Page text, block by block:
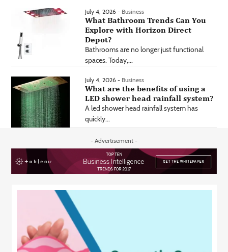
July 4, 2026 - Business
What Bathroom Trends Can You
Explore with Horizon Direct
Depot?
Bathrooms are no longer just functional
spaces. Today,...
July 4, 2026 - Business
What are the benefits of using a
LED shower head rainfall system?
A led shower head rainfall system has
quickly...
- Advertisement -